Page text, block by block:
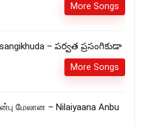
More Songs
– పర్వత ప్రసంగికుడా
More Songs
மேலான – Nilaiyaana Anbu